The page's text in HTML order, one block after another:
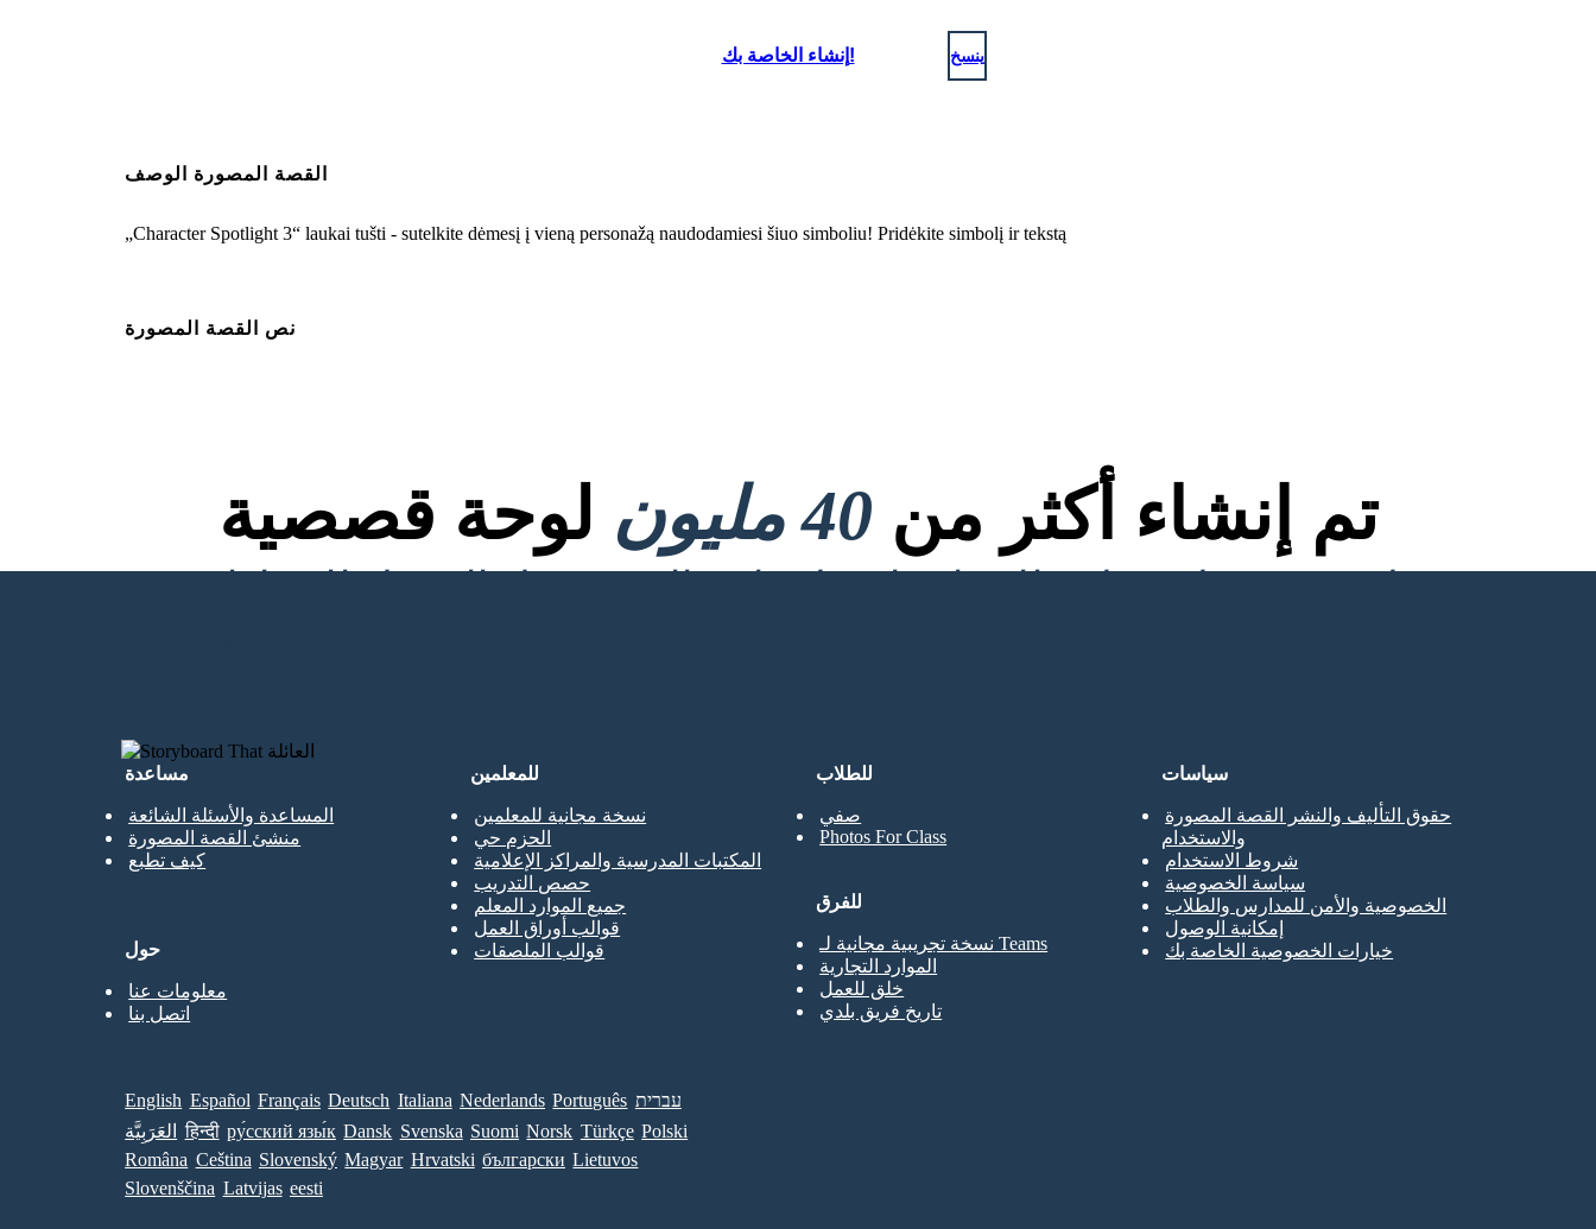
إنشاء الخاصة بك! ينسخ
القصة المصورة الوصف
„Character Spotlight 3“ laukai tušti - sutelkite dėmesį į vieną personažą naudodamiesi šiuo simboliu! Pridėkite simbolį ir tekstą
نص القصة المصورة
تم إنشاء أكثر من 40 مليون لوحة قصصية
لا توجد تنزيلات ولا بطاقة ائتمان ولا حاجة إلى تسجيل الدخول للمحاولة!
مساعدة
المساعدة والأسئلة الشائعة
منشئ القصة المصورة
كيف تطبع
للطلاب
صفي
Photos For Class
للمعلمين
نسخة مجانية للمعلمين
الحزم حي
المكتبات المدرسية والمراكز الإعلامية
حصص التدريب
جميع الموارد المعلم
قوالب أوراق العمل
قوالب الملصقات
للفرق
نسخة تجريبية مجانية لـ Teams
الموارد التجارية
خلق للعمل
تاريخ فريق بلدي
حول
معلومات عنا
اتصل بنا
سياسات
حقوق التأليف والنشر القصة المصورة
والاستخدام
شروط الاستخدام
سياسة الخصوصية
الخصوصية والأمن للمدارس والطلاب
إمكانية الوصول
خيارات الخصوصية الخاصة بك
English Español Français Deutsch Italiana Nederlands Português עברית
العَرَبِيَّة
हिन्दी ру́сский язы́к Dansk Svenska Suomi Norsk Türkçe Polski
Româna Ceština Slovenský Magyar Hrvatski български Lietuvos
Slovenščina Latvijas eesti